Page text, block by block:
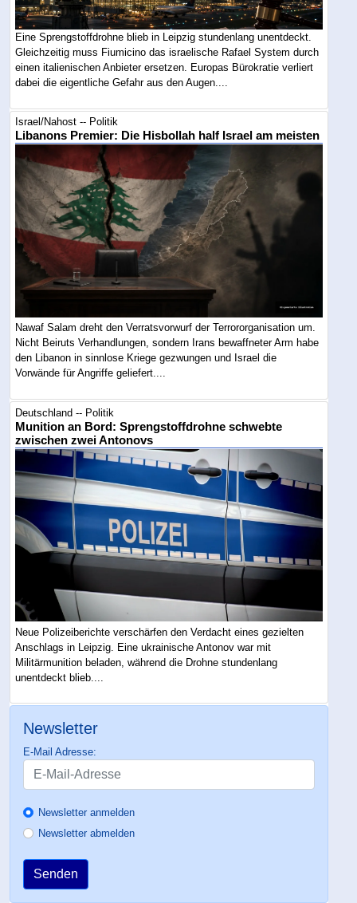
Eine Sprengstoffdrohne blieb in Leipzig stundenlang unentdeckt.
Gleichzeitig muss Fiumicino das israelische Rafael System durch
einen italienischen Anbieter ersetzen. Europas Bürokratie verliert
dabei die eigentliche Gefahr aus den Augen....
Israel/Nahost -- Politik
Libanons Premier: Die Hisbollah half Israel am meisten
Nawaf Salam dreht den Verratsvorwurf der Terrororganisation um.
Nicht Beiruts Verhandlungen, sondern Irans bewaffneter Arm habe
den Libanon in sinnlose Kriege gezwungen und Israel die
Vorwände für Angriffe geliefert....
Deutschland -- Politik
Munition an Bord: Sprengstoffdrohne schwebte
zwischen zwei Antonovs
Neue Polizeiberichte verschärfen den Verdacht eines gezielten
Anschlags in Leipzig. Eine ukrainische Antonov war mit
Militärmunition beladen, während die Drohne stundenlang
unentdeckt blieb....
Newsletter
E-Mail Adresse:
Newsletter anmelden
Newsletter abmelden
Senden